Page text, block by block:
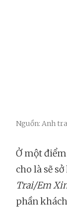
Nguồn: Anh
Ở một
cho là sẽ
Trai/Em
phần